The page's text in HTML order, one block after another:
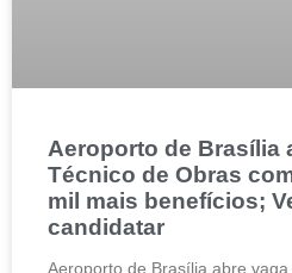
Aeroporto de Brasília
Técnico de Obras
mil mais benefícios;
candidatar
Aeroporto de Brasília abre